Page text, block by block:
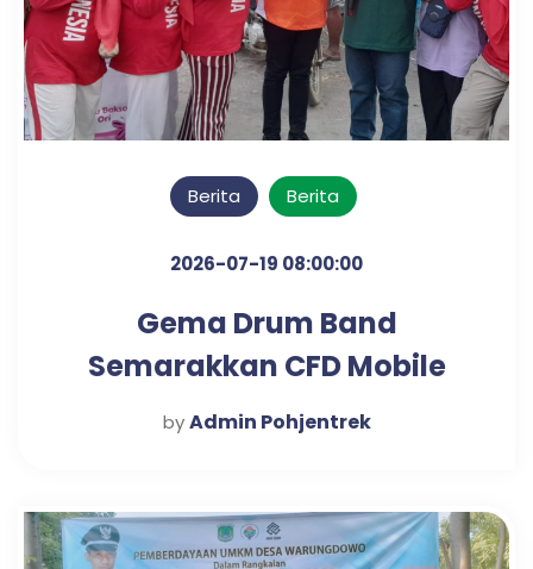
Berita Berita
2026-07-19 08:00:00
Gema Drum Band
Semarakkan CFD Mobile
Desa Sungi Wetan
by Admin Pohjentrek